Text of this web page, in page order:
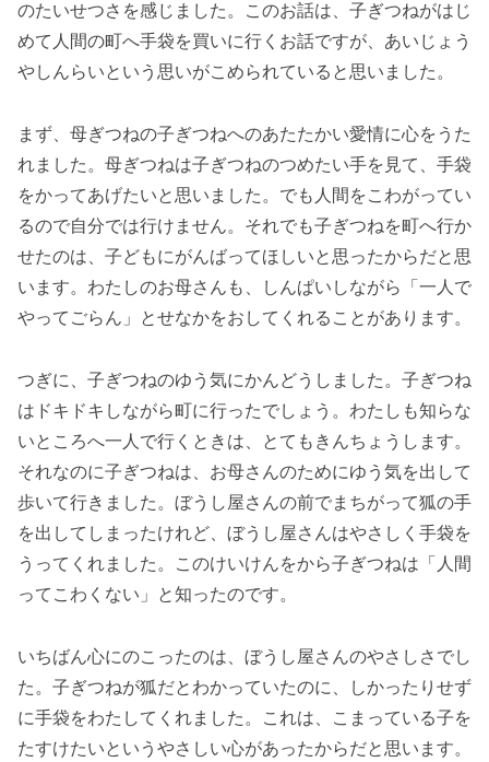
のたいせつさを感じました。このお話は、子ぎつねがはじ
めて人間の町へ手袋を買いに行くお話ですが、あいじょう
やしんらいという思いがこめられていると思いました。
まず、母ぎつねの子ぎつねへのあたたかい愛情に心をうた
れました。母ぎつねは子ぎつねのつめたい手を見て、手袋
をかってあげたいと思いました。でも人間をこわがってい
るので自分では行けません。それでも子ぎつねを町へ行か
せたのは、子どもにがんばってほしいと思ったからだと思
います。わたしのお母さんも、しんぱいしながら「一人で
やってごらん」とせなかをおしてくれることがあります。
つぎに、子ぎつねのゆう気にかんどうしました。子ぎつね
はドキドキしながら町に行ったでしょう。わたしも知らな
いところへ一人で行くときは、とてもきんちょうします。
それなのに子ぎつねは、お母さんのためにゆう気を出して
歩いて行きました。ぼうし屋さんの前でまちがって狐の手
を出してしまったけれど、ぼうし屋さんはやさしく手袋を
うってくれました。このけいけんをから子ぎつねは「人間
ってこわくない」と知ったのです。
いちばん心にのこったのは、ぼうし屋さんのやさしさでし
た。子ぎつねが狐だとわかっていたのに、しかったりせず
に手袋をわたしてくれました。これは、こまっている子を
たすけたいというやさしい心があったからだと思います。